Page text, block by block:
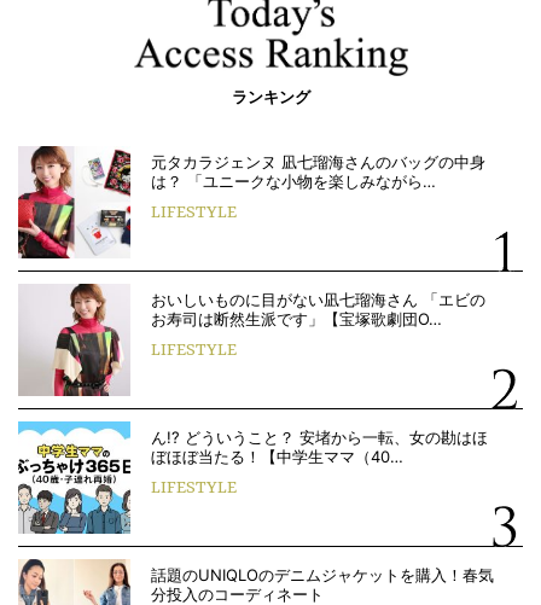
ランキング
元タカラジェンヌ 凪七瑠海さんのバッグの中身
は？ 「ユニークな小物を楽しみながら…
LIFESTYLE
おいしいものに目がない凪七瑠海さん 「エビの
お寿司は断然生派です」【宝塚歌劇団O…
LIFESTYLE
ん!? どういうこと？ 安堵から一転、女の勘はほ
ぼほぼ当たる！【中学生ママ（40…
LIFESTYLE
話題のUNIQLOのデニムジャケットを購入！春気
分投入のコーディネート